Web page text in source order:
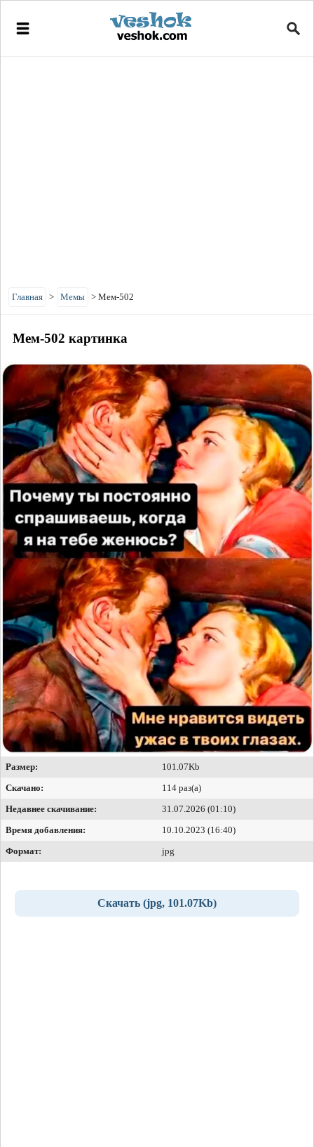
Главная > Мемы > Мем-502
Мем-502 картинка
Размер:
101.07Kb
Скачано:
114 раз(а)
Недавнее скачивание:
31.07.2026 (01:10)
Время добавления:
10.10.2023 (16:40)
Формат:
jpg
Скачать (jpg, 101.07Kb)